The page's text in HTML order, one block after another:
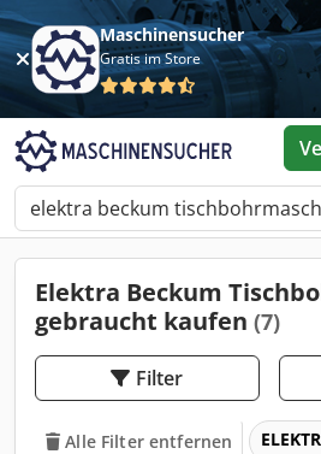
Maschinensucher
Gratis im Store
Elektra Beckum
gebraucht kaufen (7)
Filter
Alle Filter entfernen